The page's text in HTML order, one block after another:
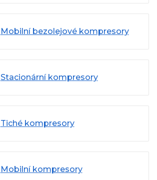
Mobilní bezolejové kompresory
Stacionární kompresory
Tiché kompresory
Mobilní kompresory